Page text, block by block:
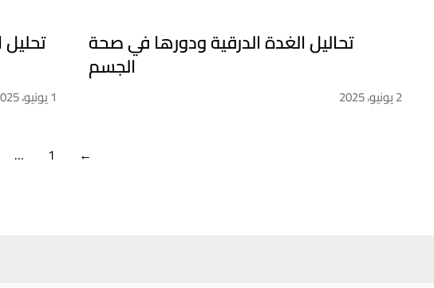
تحاليل الغدة الدرقية ودورها في صحة
الجسم
2 يونيو، 2025 1 يونيو، 2025
←
1
…